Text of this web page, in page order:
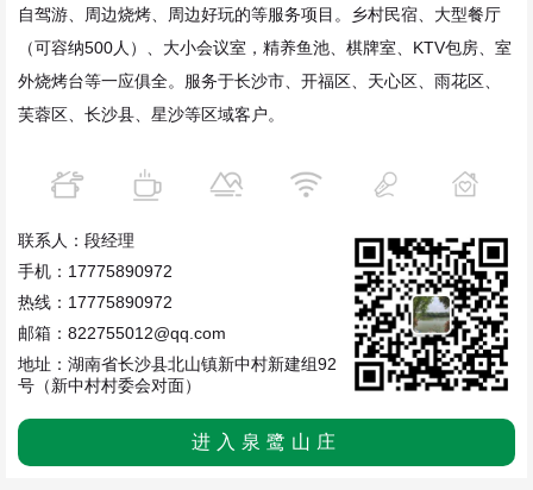
自驾游、周边烧烤、周边好玩的等服务项目。乡村民宿、大型餐厅
（可容纳500人）、大小会议室，精养鱼池、棋牌室、KTV包房、室
外烧烤台等一应俱全。服务于长沙市、开福区、天心区、雨花区、
芙蓉区、长沙县、星沙等区域客户。
联系人：段经理
手机：17775890972
热线：17775890972
邮箱：822755012@qq.com
地址：湖南省长沙县北山镇新中村新建组92
号（新中村村委会对面）
进入泉鹭山庄